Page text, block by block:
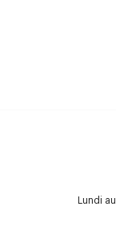
Lundi